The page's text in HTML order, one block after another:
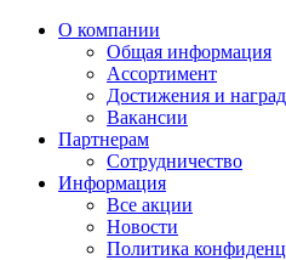
О компании
Общая информация
Ассортимент
Достижения и
Вакансии
Партнерам
Сотрудничество
Информация
Все акции
Новости
Политика